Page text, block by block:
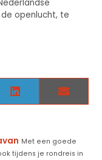
openlucht, te
LinkedIn Email
Met een goede
tijdens je rondreis in